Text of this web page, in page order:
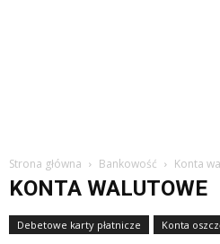
Strona główna Bankowość Konta
KONTA WALUTOWE
Debetowe karty płatnicze Konta